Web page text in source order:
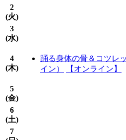
2
(火)
3
(水)
4
(木)
踊る身体の骨＆コツレ
イン）
【オンライン】
5
(金)
6
(土)
7